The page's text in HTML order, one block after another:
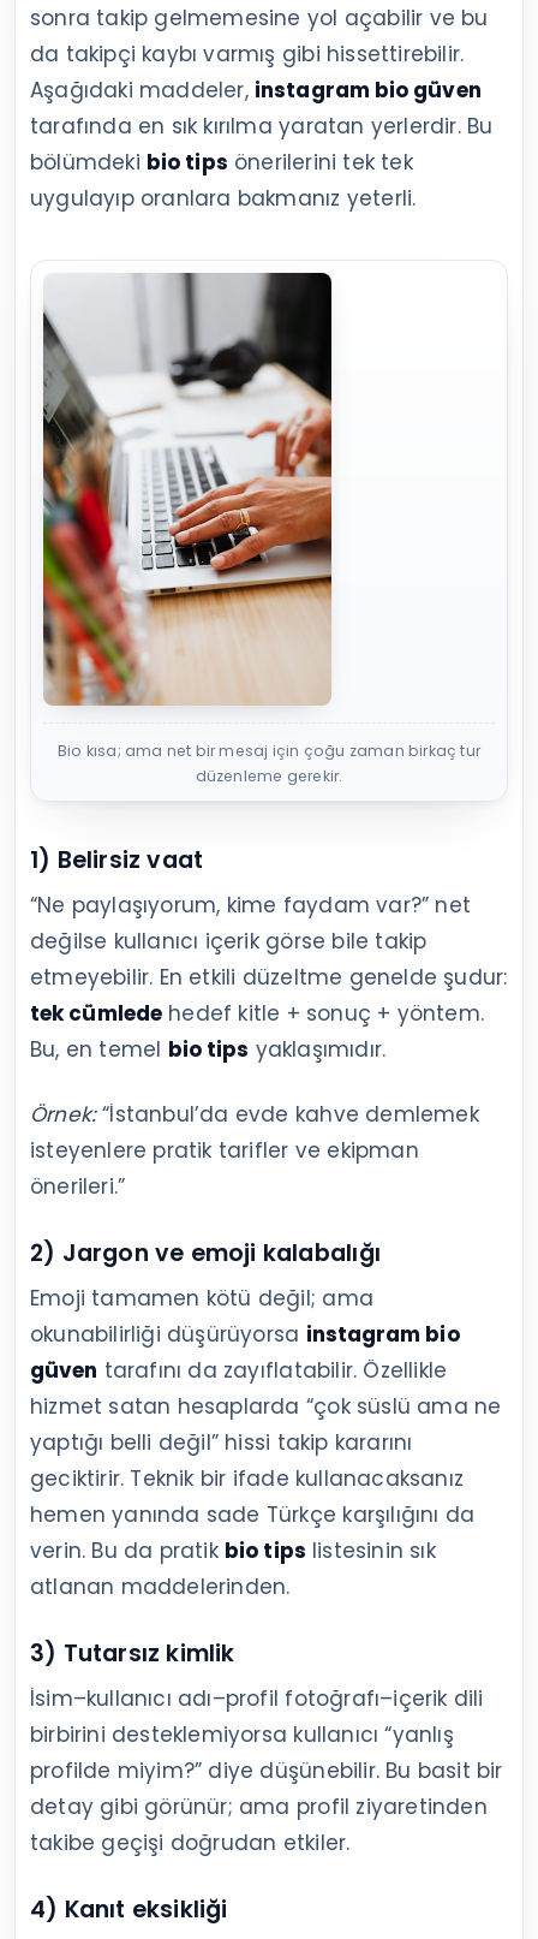
sonra takip gelmemesine yol açabilir ve bu
da takipçi kaybı varmış gibi hissettirebilir.
Aşağıdaki maddeler, instagram bio güven
tarafında en sık kırılma yaratan yerlerdir. Bu
bölümdeki bio tips önerilerini tek tek
uygulayıp oranlara bakmanız yeterli.
Bio kısa; ama net bir mesaj için çoğu zaman birkaç tur
düzenleme gerekir.
1) Belirsiz vaat
“Ne paylaşıyorum, kime faydam var?” net
değilse kullanıcı içerik görse bile takip
etmeyebilir. En etkili düzeltme genelde şudur:
tek cümledehedef kitle + sonuç + yöntem.
Bu, en temel bio tips yaklaşımıdır.
Örnek:“İstanbul’da evde kahve demlemek
isteyenlere pratik tarifler ve ekipman
önerileri.”
2) Jargon ve emoji kalabalığı
Emoji tamamen kötü değil; ama
okunabilirliği düşürüyorsa instagram bio
güven tarafını da zayıflatabilir. Özellikle
hizmet satan hesaplarda “çok süslü ama ne
yaptığı belli değil” hissi takip kararını
geciktirir. Teknik bir ifade kullanacaksanız
hemen yanında sade Türkçe karşılığını da
verin. Bu da pratik bio tips listesinin sık
atlanan maddelerinden.
3) Tutarsız kimlik
İsim–kullanıcı adı–profil fotoğrafı–içerik dili
birbirini desteklemiyorsa kullanıcı “yanlış
profilde miyim?” diye düşünebilir. Bu basit bir
detay gibi görünür; ama profil ziyaretinden
takibe geçişi doğrudan etkiler.
4) Kanıt eksikliği